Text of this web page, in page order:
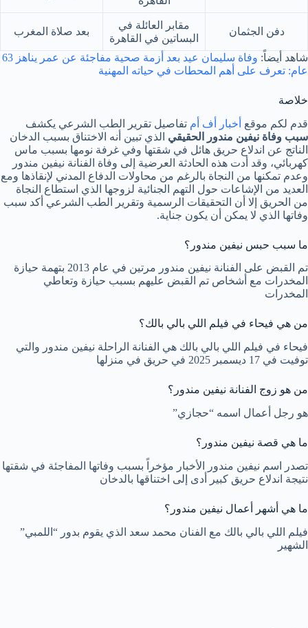
دفن الجثمان
مقابر العائلة في
البساتين في القاهرة
بعد صلاة المغرب
شاهد أيضاً:
وفاة سليمان عيد بعد أزمة صحية مفاجئة عن عمر يناهز 63
عام: تعرف على أهم المحطات في حياته المهنية
خلاصة
قدم لكم موقع أخبار أف أم تفاصيل تقرير الطب الشرعي يكشف
سبب وفاة نيفين مندور الحقيقي الذي تبين أنه الاختناق بسبب الدخان
الناتج عن اندلاع حريق هائل في شقتها وفي غرفة نومها بسبب ماس
كهربائي، وقد أدت هذه الحادثة العرضية إلى وفاة الفنانة نيفين مندور
وعدم تمكنها من النجاة بالرغم من محاولات الدفاع المدني لإنقاذها ومع
العديد من الإشاعات حول التهم الجنائية لزوجها الذي استطاع النجاة
من الحريق إلا أن التحقيقات الرسمية وتقرير الطب الشرعي أكد سبب
وفاتها الذي لا يمكن أن يكون جناية.
ما سبب حبس نيفين مندور؟
تم القبض على الفنانة نيفين مندور مرتين في عام 2013 بتهمة حيازة
المخدرات مع أشخاص تم القبض عليهم بسبب حيازة وتعاطي
المخدرات
من هي فيحاء في فيلم اللي بالي بالك؟
فيحاء في فيلم اللي بالي بالك هي الفنانة الراحلة نيفين مندور والتي
توفيت في 17 ديسمبر 2025 في حريق في منزلها
من هو زوج الفنانة نيفين مندور؟
هو رجل أعمال اسمه “حجازي”
ما هي قصة نيفين مندور؟
تصدر اسم نيفين مندور الأخبار مؤخراً بسبب وفاتها المفاجئة في شقتها
نتيجة اندلاع حريق كبير أدى إلى اختناقها بالدخان
ما هي أشهر أعمال نيفين مندور؟
فيلم اللي بالي بالك مع الفنان محمد سعد الذي يقوم بدور “اللمبي”
الشهير